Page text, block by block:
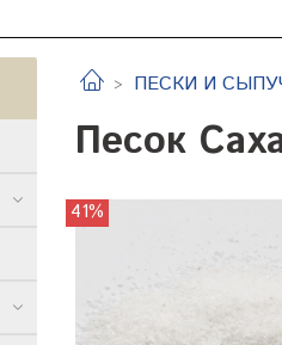
ПЕСКИ И
Песок
41%